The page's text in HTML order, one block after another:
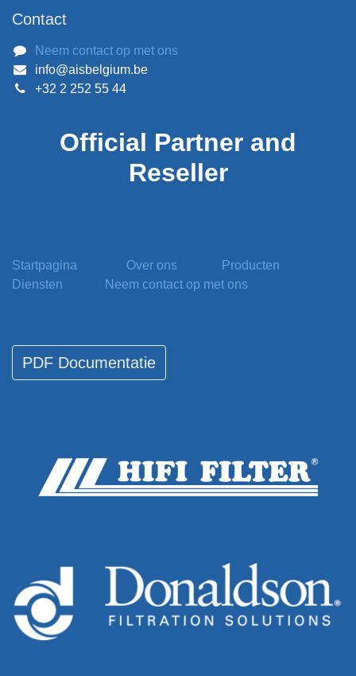
Contact
Neem contact op met ons
info@aisbelgium.be
+32 2 252 55 44
Official Partner and
Reseller
Startpagina Over ons
Producten
Diensten
Neem contact op met ons
PDF Documentatie